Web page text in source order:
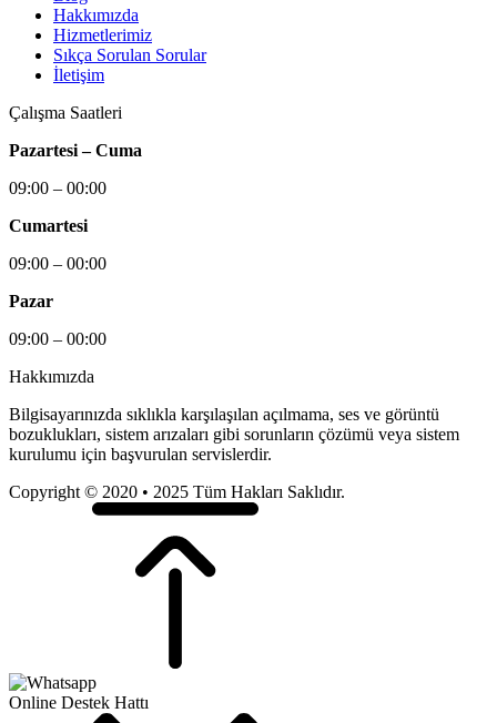
Hakkımızda
Hizmetlerimiz
Sıkça Sorulan Sorular
İletişim
Çalışma Saatleri
Pazartesi – Cuma
09:00 – 00:00
Cumartesi
09:00 – 00:00
Pazar
09:00 – 00:00
Hakkımızda
Bilgisayarınızda sıklıkla karşılaşılan açılmama, ses ve görüntü
bozuklukları, sistem arızaları gibi sorunların çözümü veya sistem
kurulumu için başvurulan servislerdir.
Copyright © 2020 • 2025 Tüm Hakları Saklıdır.
Online Destek Hattı